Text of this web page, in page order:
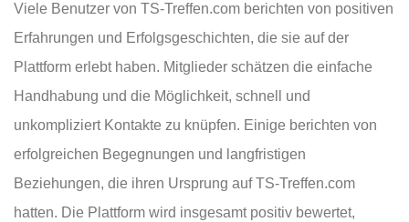
Viele Benutzer von TS-Treffen.com berichten von positiven
Erfahrungen und Erfolgsgeschichten, die sie auf der
Plattform erlebt haben. Mitglieder schätzen die einfache
Handhabung und die Möglichkeit, schnell und
unkompliziert Kontakte zu knüpfen. Einige berichten von
erfolgreichen Begegnungen und langfristigen
Beziehungen, die ihren Ursprung auf TS-Treffen.com
hatten. Die Plattform wird insgesamt positiv bewertet,